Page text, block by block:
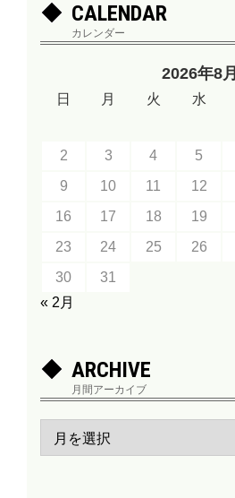
CALENDAR
カレンダー
2026年8月
日 月 火 水
2
3 4 5
9
10 11 12
16
17 18 19
23
24 25 26
30
31
« 2月
ARCHIVE
月間アーカイブ